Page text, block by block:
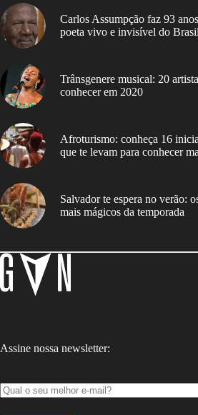
Carlos Assumpção faz 93
poeta vivo e invisível do Brasil
Trânsgenere musical: 20
conhecer em 2020
Afroturismo: conheça 16
que te levam para conhecer
Salvador te espera no verão:
mais mágicos da temporada
Assine nossa newsletter: